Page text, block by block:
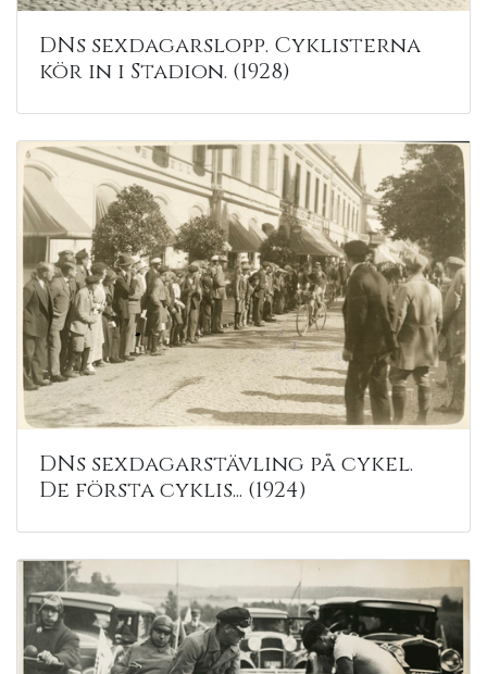
DNs sexdagarslopp. Cyklisterna
kör in i Stadion. (1928)
DNs sexdagarstävling på cykel.
De första cyklis... (1924)